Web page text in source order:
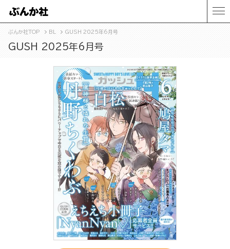
ぶんか社TOP BL GUSH 2025年6月号
GUSH 2025年6月号